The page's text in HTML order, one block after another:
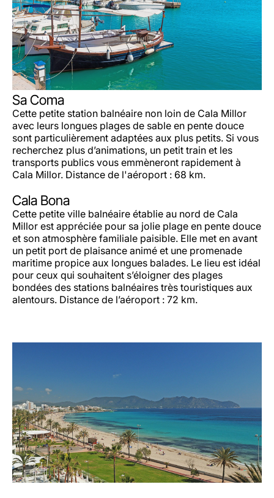
Sa Coma
Cette petite station balnéaire non loin de Cala Millor
avec leurs longues plages de sable en pente douce
sont particulièrement adaptées aux plus petits. Si vous
recherchez plus d’animations, un petit train et les
transports publics vous emmèneront rapidement à
Cala Millor. Distance de l'aéroport : 68 km.
Cala Bona
Cette petite ville balnéaire établie au nord de Cala
Millor est appréciée pour sa jolie plage en pente douce
et son atmosphère familiale paisible. Elle met en avant
un petit port de plaisance animé et une promenade
maritime propice aux longues balades. Le lieu est idéal
pour ceux qui souhaitent s’éloigner des plages
bondées des stations balnéaires très touristiques aux
alentours. Distance de l’aéroport : 72 km.